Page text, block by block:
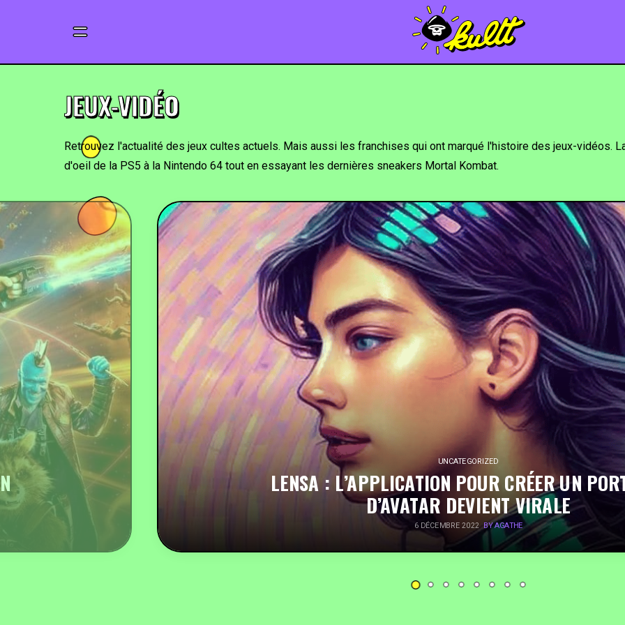
JEUX-VIDÉO
Retrouvez l'actualité des jeux cultes actuels. Mais aussi les franchises qui ont marqué l'histoire des jeux-vidéos.
d'oeil de la PS5 à la Nintendo 64 tout en essayant les dernières sneakers Mortal Kombat.
UNCATEGORIZED
LENSA : L’APPLICATION POUR CRÉER UN
D’AVATAR DEVIENT VIRALE
6 DÉCEMBRE 2022 BY AGATHE